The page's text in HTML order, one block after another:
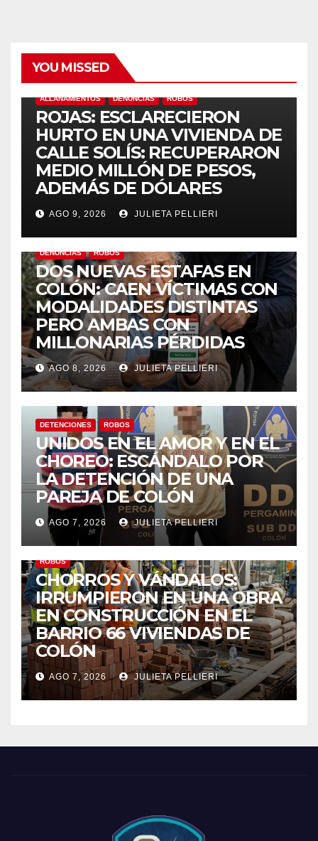
YOU MISSED
ALLANAMIENTOS DENUNCIAS ROBOS
ROJAS: ESCLARECIERON
HURTO EN UNA VIVIENDA DE
CALLE SOLÍS: RECUPERARON
MEDIO MILLÓN DE PESOS,
ADEMÁS DE DÓLARES
AGO 9, 2026 JULIETA PELLIERI
DENUNCIAS ROBOS
DOS NUEVAS ESTAFAS EN
COLÓN: CAEN VÍCTIMAS CON
MODALIDADES DISTINTAS
PERO AMBAS CON
MILLONARIAS PÉRDIDAS
AGO 8, 2026 JULIETA PELLIERI
DETENCIONES ROBOS
UNIDOS EN EL AMOR Y EN EL
CHOREO: ESCÁNDALO POR
LA DETENCIÓN DE UNA
PAREJA DE COLÓN
AGO 7, 2026 JULIETA PELLIERI
ROBOS
CHORROS Y VÁNDALOS:
IRRUMPIERON EN UNA OBRA
EN CONSTRUCCIÓN EN EL
BARRIO 66 VIVIENDAS DE
COLÓN
AGO 7, 2026 JULIETA PELLIERI